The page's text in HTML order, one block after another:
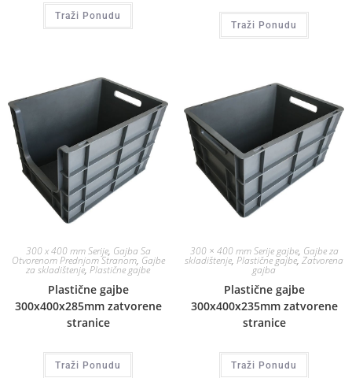
Traži Ponudu
Traži Ponudu
300 x 400 mm Serije, Gajba Sa
Otvorenom Prednjom Stranom, Gajbe
za skladištenje, Plastične gajbe
Plastične gajbe
300x400x285mm zatvorene
stranice
Traži Ponudu
300 × 400 mm Serije gajbe, Gajbe za
skladištenje, Plastične gajbe, Zatvorena
gajba
Plastične gajbe
300x400x235mm zatvorene
stranice
Traži Ponudu